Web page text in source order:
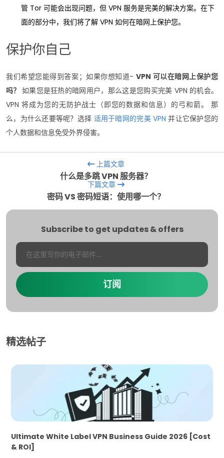
管 Tor 可能会出现问题，但 VPN 服务是完美的解决方案。在下
面的部分中，我们将了解 VPN 如何在暗网上保护您。
保护你自己
我们希望您能得到答案；如果你想知道- VPN 可以在暗网上保护您
吗？ 如果您是狂热的暗网用户，那么这是您购买完美 VPN 的机会。
VPN 将成为您的无防护战士（即您的数据和信息）的弓和箭。 那
么，为什么还要等呢？选择 适用于暗网的完美 VPN 并让它保护您的
个人数据和信息免受外界侵害。
上篇文章
什么是多跳 VPN 服务器？
下篇文章
密码 VS 密码短语：使用哪一个？
Subscribe to get updates & offers
订阅
精选帖子
Ultimate White Label VPN Business Guide 2026 [Cost
& ROI]